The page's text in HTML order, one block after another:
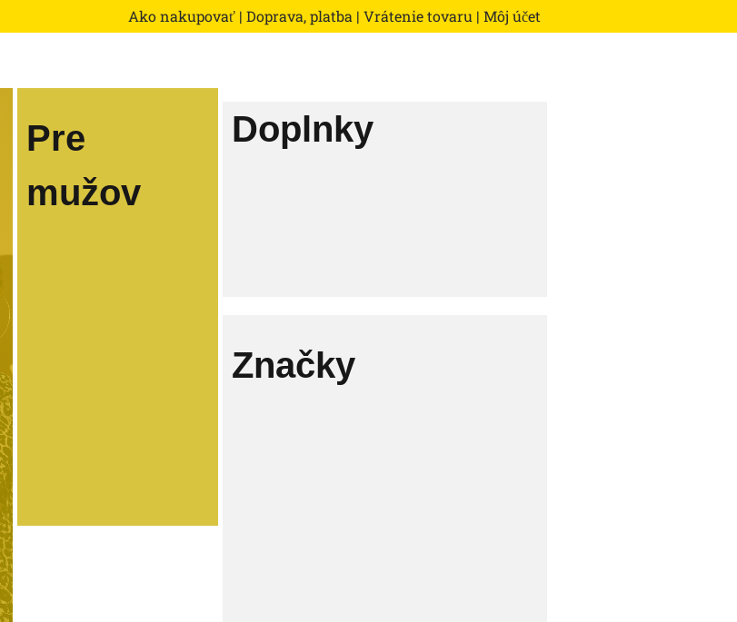
Ako nakupovať | Doprava, platba | Vrátenie tovaru | Môj účet
Pre
mužov
Doplnky
Značky